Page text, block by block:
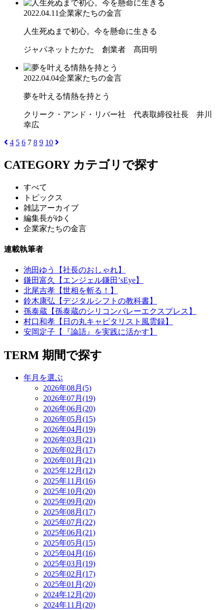
2022.04.11企業家たちの金言
人生死ぬまで初心。今を懸命に生きる
ジャパネットたかた 創業者 髙田明
2022.04.04企業家たちの金言
夢を叶える情熱を持とう
クリーク・アンド・リバー社 代表取締役社長 井川
幸広
4 5 6 7 8 9 10
CATEGORY カテゴリで探す
すべて
トピックス
雑誌アーカイブ
編集長がゆく
企業家たちの金言
連載執筆者
池田ゆう【社長のおしゃれ】
鎌田富久【エンジェル鎌田’sEye】
北尾吉孝【世相を斬る！】
鈴木康弘【デジタルシフトの教科書】
孫泰蔵【孫泰蔵のシリコンバレーエクスプレス】
村口和孝【日の丸キャピタリスト風雲録】
安岡定子【『論語』を実践に活かす】
TERM 期間で探す
年月を選ぶ
2026年08月(5)
2026年07月(19)
2026年06月(20)
2026年05月(15)
2026年04月(19)
2026年03月(21)
2026年02月(17)
2026年01月(21)
2025年12月(12)
2025年11月(16)
2025年10月(20)
2025年09月(20)
2025年08月(17)
2025年07月(22)
2025年06月(21)
2025年05月(15)
2025年04月(16)
2025年03月(19)
2025年02月(17)
2025年01月(20)
2024年12月(20)
2024年11月(20)